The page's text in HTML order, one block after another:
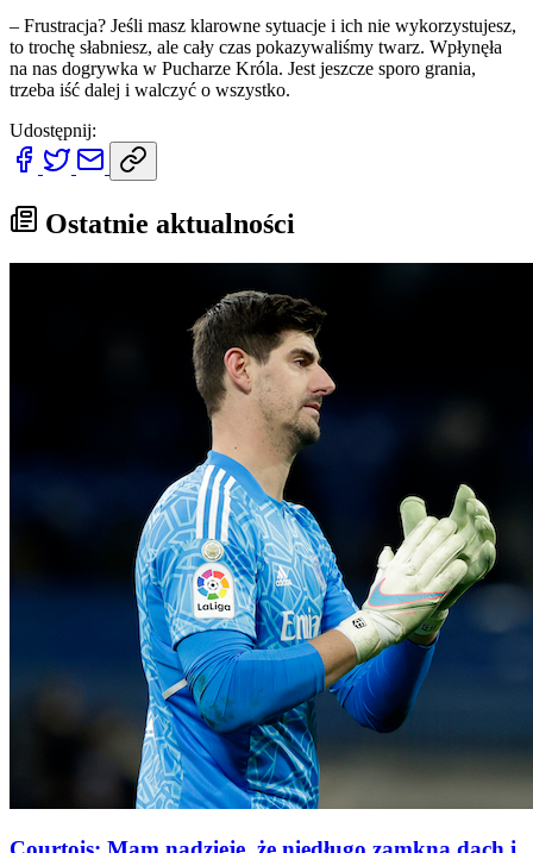
– Frustracja? Jeśli masz klarowne sytuacje i ich nie wykorzystujesz,
to trochę słabniesz, ale cały czas pokazywaliśmy twarz. Wpłynęła
na nas dogrywka w Pucharze Króla. Jest jeszcze sporo grania,
trzeba iść dalej i walczyć o wszystko.
Udostępnij:
Ostatnie aktualności